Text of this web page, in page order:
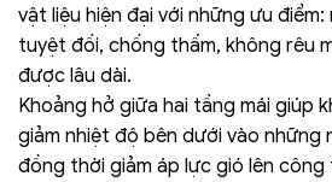
vật liệu hiện đại với những ưu
tuyệt đối, chống thấm, không rêu
được lâu dài.
Khoảng hở giữa hai tầng mái giúp
giảm nhiệt độ bên dưới vào những
đồng thời giảm áp lực gió lên